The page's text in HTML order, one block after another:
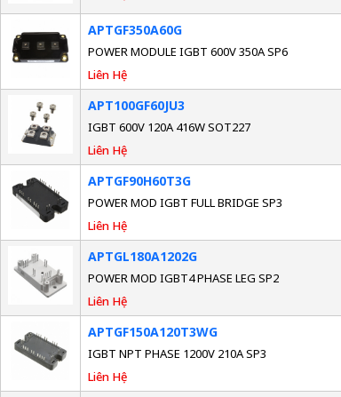
APTGF350A60G
POWER MODULE IGBT 600V 350A SP6
Liên Hệ
APT100GF60JU3
IGBT 600V 120A 416W SOT227
Liên Hệ
APTGF90H60T3G
POWER MOD IGBT FULL BRIDGE SP3
Liên Hệ
APTGL180A1202G
POWER MOD IGBT4 PHASE LEG SP2
Liên Hệ
APTGF150A120T3WG
IGBT NPT PHASE 1200V 210A SP3
Liên Hệ